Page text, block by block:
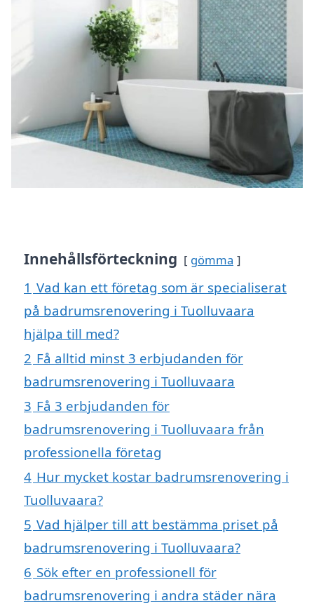
Innehållsförteckning gömma
1 Vad kan ett företag som är specialiserat
på badrumsrenovering i Tuolluvaara
hjälpa till med?
2 Få alltid minst 3 erbjudanden för
badrumsrenovering i Tuolluvaara
3 Få 3 erbjudanden för
badrumsrenovering i Tuolluvaara från
professionella företag
4 Hur mycket kostar badrumsrenovering i
Tuolluvaara?
5 Vad hjälper till att bestämma priset på
badrumsrenovering i Tuolluvaara?
6 Sök efter en professionell för
badrumsrenovering i andra städer nära